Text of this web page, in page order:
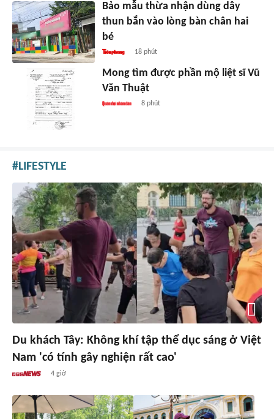
Bảo mẫu thừa nhận dùng dây
thun bắn vào lòng bàn chân hai
bé
18 phút
Mong tìm được phần mộ liệt sĩ Vũ
Văn Thuật
8 phút
LIFESTYLE
Du khách Tây: Không khí tập thể dục sáng ở Việt
Nam 'có tính gây nghiện rất cao'
4 giờ